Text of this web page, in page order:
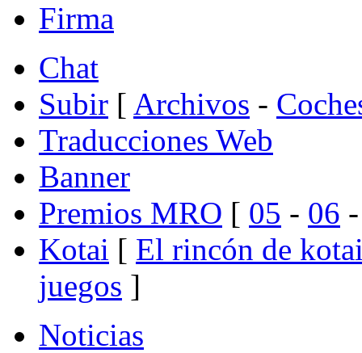
Firma
Chat
Subir [ Archivos -
Traducciones Web
Banner
Premios MRO [ 05 - 06
Kotai [ El rincón de
juegos ]
Noticias